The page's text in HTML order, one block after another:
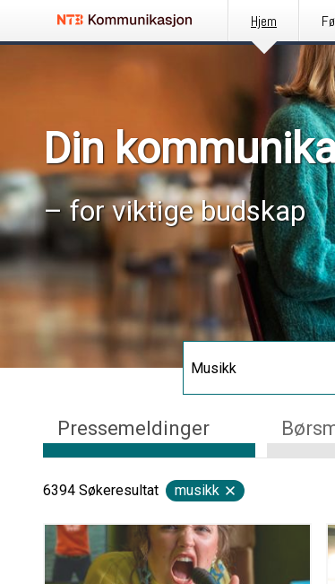
Hjem
Din
– for viktige budskap
Pressemeldinger
6394 Søkeresultat musikk